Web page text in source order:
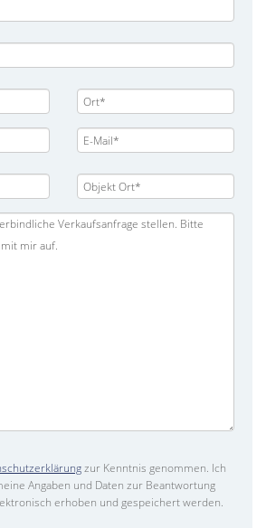
zur Kenntnis genommen. Ich
Angaben und Daten zur Beantwortung
erhoben und gespeichert werden.